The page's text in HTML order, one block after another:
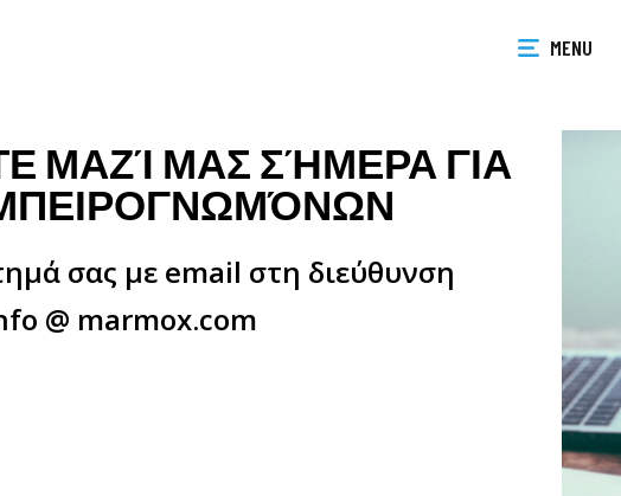
MENU
ΜΑΖΊ ΜΑΣ ΣΉΜΕΡΑ ΓΙΑ
σας με email στη διεύθυνση
@ marmox.com